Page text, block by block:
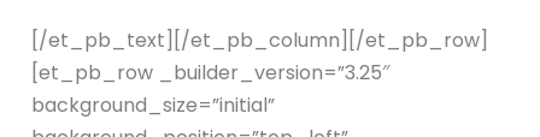
[/et_pb_text][/et_pb_column][/et_pb_row]
[et_pb_row _builder_version=”3.25″
background_size=”initial”